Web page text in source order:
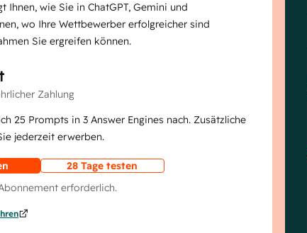
Ihnen, wie Sie in ChatGPT, Gemini und
wo Ihre Wettbewerber erfolgreicher sind
Sie ergreifen können.
Zahlung
25 Prompts in 3 Answer Engines nach. Zusätzliche
jederzeit erwerben.
28 Tage testen
erforderlich.